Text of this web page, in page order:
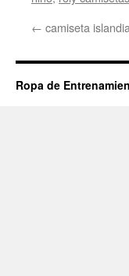
← camiseta
Ropa de